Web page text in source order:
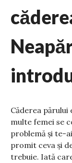
Căderea
multe femei se
problemă și te-
promit ceva și
trebuie. Iată